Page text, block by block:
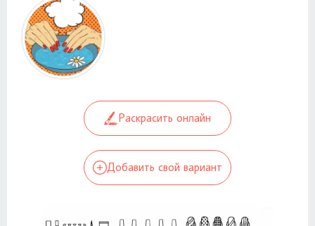
Раскрасить онлайн
Добавить свой вариант